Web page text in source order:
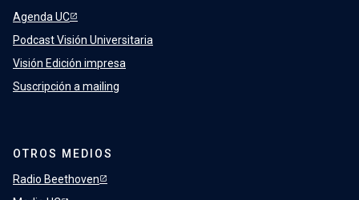
Agenda UC
Podcast Visión Universitaria
Visión Edición impresa
Suscripción a mailing
OTROS MEDIOS
Radio Beethoven